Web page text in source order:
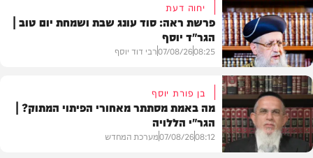
וידאו
יחוה דעת
פרשת ראה: סוד עונג שבת ושמחת יום טוב |
הגר"ד יוסף
08:25
07/08/26רבי דוד יוסף
בן פורת יוסף
מה באמת מסתתר מאחורי הפיתוי המתוק? |
הגר"י הללויה
08:12
07/08/26מערכת המחדש